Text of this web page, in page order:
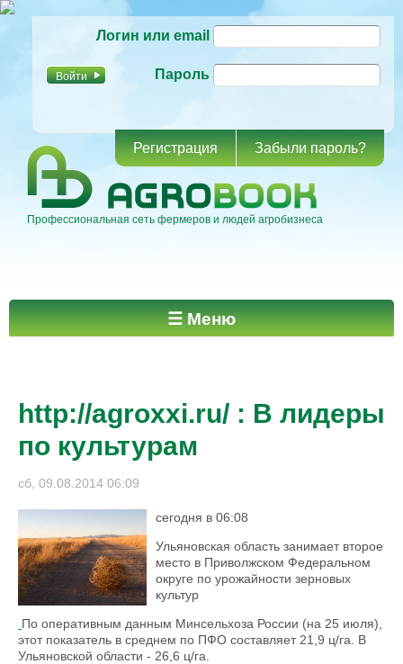
основному
Логин или email
Пароль
Регистрация Забыли пароль?
Профессиональная сеть фермеров и людей агробизнеса
Главное меню ☰ Меню
http://agroxxi.ru/ : В лидеры
по культурам
сб, 09.08.2014 06:09
сегодня в 06:08
Ульяновская область занимает второе
место в Приволжском Федеральном
округе по урожайности зерновых
культур
По оперативным данным Минсельхоза России (на 25 июля),
этот показатель в среднем по ПФО составляет 21,9 ц/га. В
Ульяновской области - 26,6 ц/га.